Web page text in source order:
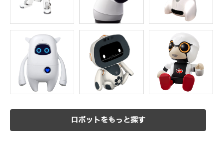
ロボットをもっと探す